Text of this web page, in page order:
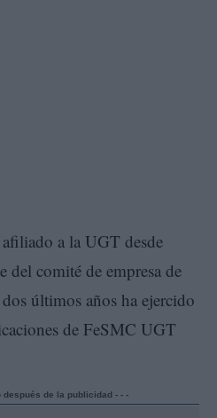
a la UGT desde
del comité de empresa de
últimos años ha ejercido
de FeSMC UGT
después de la publicidad - - -